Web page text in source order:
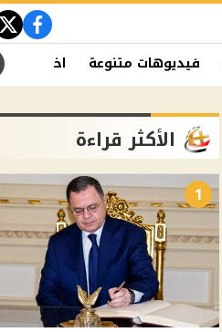
فيديوهات متنوعة اخبار الفن
الأكثر قراءة
1